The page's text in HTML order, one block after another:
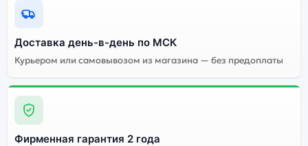
Доставка день-в-день по МСК
Курьером или самовывозом из магазина — без предоплаты
Фирменная гарантия 2 года